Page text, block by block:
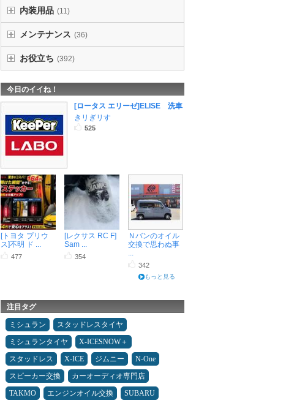
内装用品 (11)
メンテナンス (36)
お役立ち (392)
今日のイイね！
[ロータス エリーゼ]ELISE 洗車
きリぎリす
525
[トヨタ プリウ
ス]不明 ド ...
477
[レクサス RC F]
Sam ...
354
Ｎバンのオイル
交換で思わぬ事
...
342
もっと見る
注目タグ
ミシュラン
スタッドレスタイヤ
ミシュランタイヤ
X-ICESNOW＋
スタッドレス
X-ICE ジムニー
N-One
スピーカー交換
カーオーディオ専門店
TAKMO
エンジンオイル交換 SUBARU